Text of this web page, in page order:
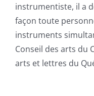
instrumentiste, il a
façon toute
instruments
Conseil des arts du
arts et lettres du